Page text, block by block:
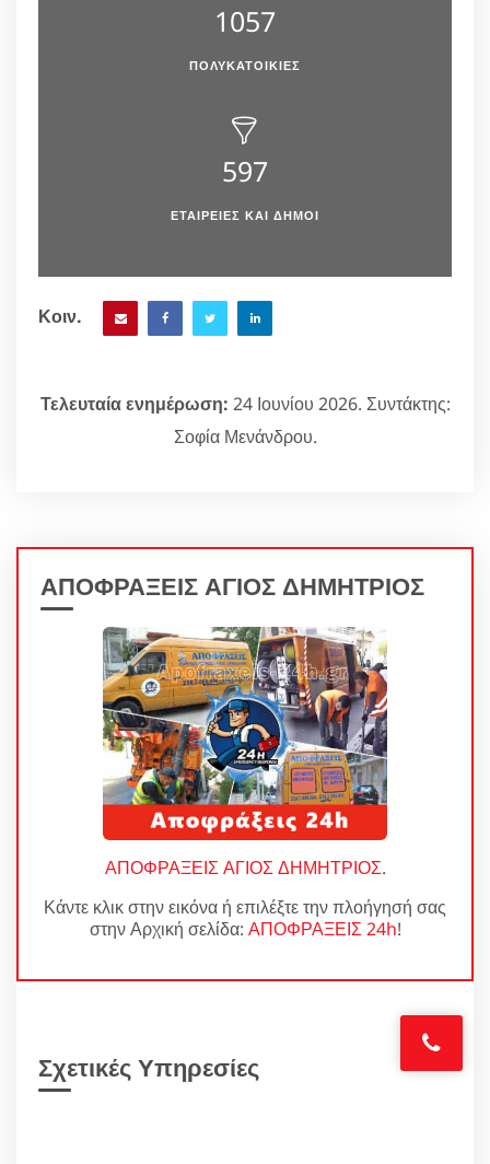
1057
ΠΟΛΥΚΑΤΟΙΚΙΕΣ
597
ΕΤΑΙΡΕΙΕΣ ΚΑΙ ΔΗΜΟΙ
Κοιν.
Τελευταία ενημέρωση: 24 Ιουνίου 2026. Συντάκτης:
Σοφία Μενάνδρου.
ΑΠΟΦΡΑΞΕΙΣ ΑΓΙΟΣ ΔΗΜΗΤΡΙΟΣ
ΑΠΟΦΡΑΞΕΙΣ ΑΓΙΟΣ ΔΗΜΗΤΡΙΟΣ.
Κάντε κλικ στην εικόνα ή επιλέξτε την πλοήγησή σας
στην Αρχική σελίδα: ΑΠΟΦΡΑΞΕΙΣ 24h!
Σχετικές Υπηρεσίες